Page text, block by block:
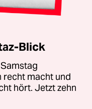
Blick
recht macht und
hört. Jetzt zehn